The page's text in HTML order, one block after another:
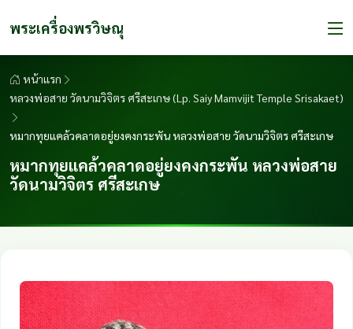
พระเครื่องพรวิษณุ
หน้าแรก
หลวงพ่อสาย วัดนามวิจิตร ศรีสะเกษ (Lp. Saiy Mamvijit Temple Srisakaet)
หมากทุยแคล้วคลาดอยู่ยงคงกระพัน หลวงพ่อสาย วัดนามวิจิตร ศรีสะเกษ
หมากทุยแคล้วคลาดอยู่ยงคงกระพัน หลวงพ่อสาย
วัดนามวิจิตร ศรีสะเกษ